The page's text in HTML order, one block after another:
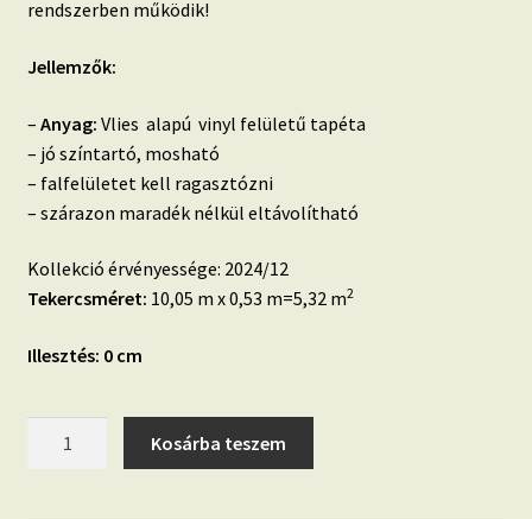
rendszerben működik!
Jellemzők:
– Anyag: Vlies alapú vinyl felületű tapéta
– jó színtartó, mosható
– falfelületet kell ragasztózni
– szárazon maradék nélkül eltávolítható
Kollekció érvényessége: 2024/12
Tekercsméret: 10,05 m x 0,53 m=5,32 m2
Illesztés: 0 cm
Kosárba teszem